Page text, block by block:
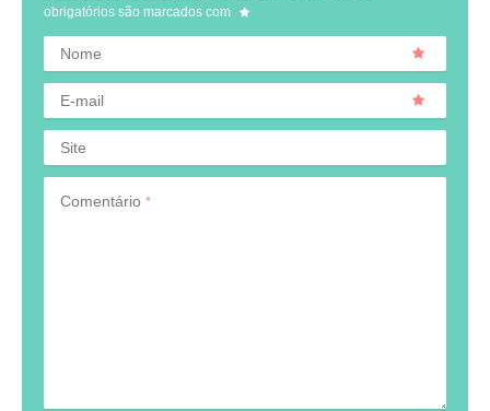
obrigatórios são marcados com
Nome
E-mail
Site
Comentário *